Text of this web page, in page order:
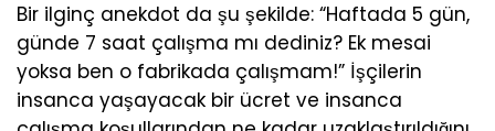
Bir ilginç anekdot da şu şekilde: “Haftada 5 gün,
günde 7 saat çalışma mı dediniz? Ek mesai
yoksa ben o fabrikada çalışmam!” İşçilerin
insanca yaşayacak bir ücret ve insanca